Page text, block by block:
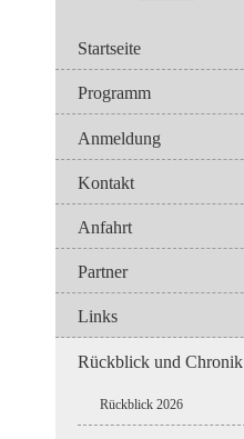
Startseite
Programm
Anmeldung
Kontakt
Anfahrt
Partner
Links
Rückblick und Chronik
Rückblick 2026